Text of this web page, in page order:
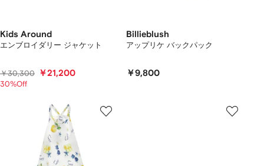
Kids Around
エンブロイダリー ジャケット
￥30,300 ￥21,200
30%Off
Billieblush
アップリケ バックパック
￥9,800